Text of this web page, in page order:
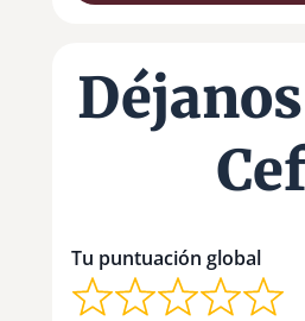
Tu puntuación global